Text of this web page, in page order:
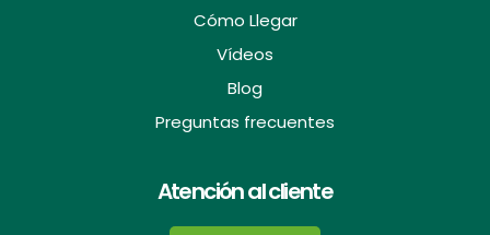
Cómo Llegar
Vídeos
Blog
Preguntas frecuentes
Atención al cliente